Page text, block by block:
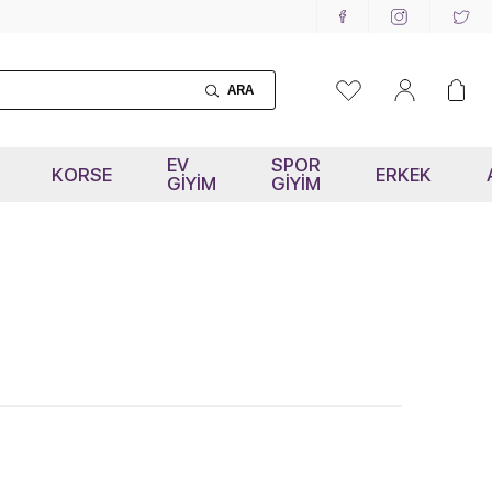
ARA
KORSE
EV
GİYİM
SPOR
GİYİM
ERKEK